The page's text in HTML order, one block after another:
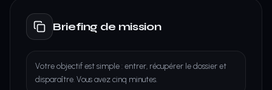
Briefing de mission
Votre objectif est simple : entrer, récupérer le dossier et
disparaître. Vous avez cinq minutes.